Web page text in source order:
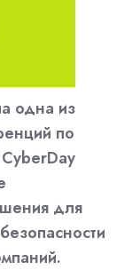
одна из
по
для